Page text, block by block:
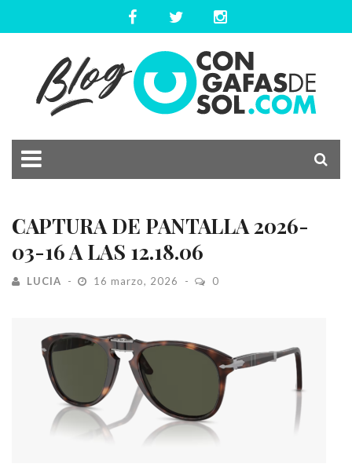
CAPTURA DE PANTALLA 2026-
03-16 A LAS 12.18.06
LUCIA 16 marzo, 2026 0